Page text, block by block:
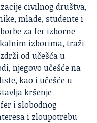
civilnog društva,
mlade, studente i
za fer izborne
izborima, traži
od učešća u
njegovo učešće na
kao i učešće u
kršenje
i slobodnog
i zloupotrebu